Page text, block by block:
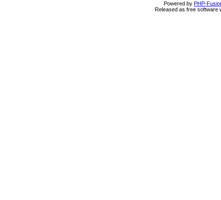
Powered by PHP-
Released as free software